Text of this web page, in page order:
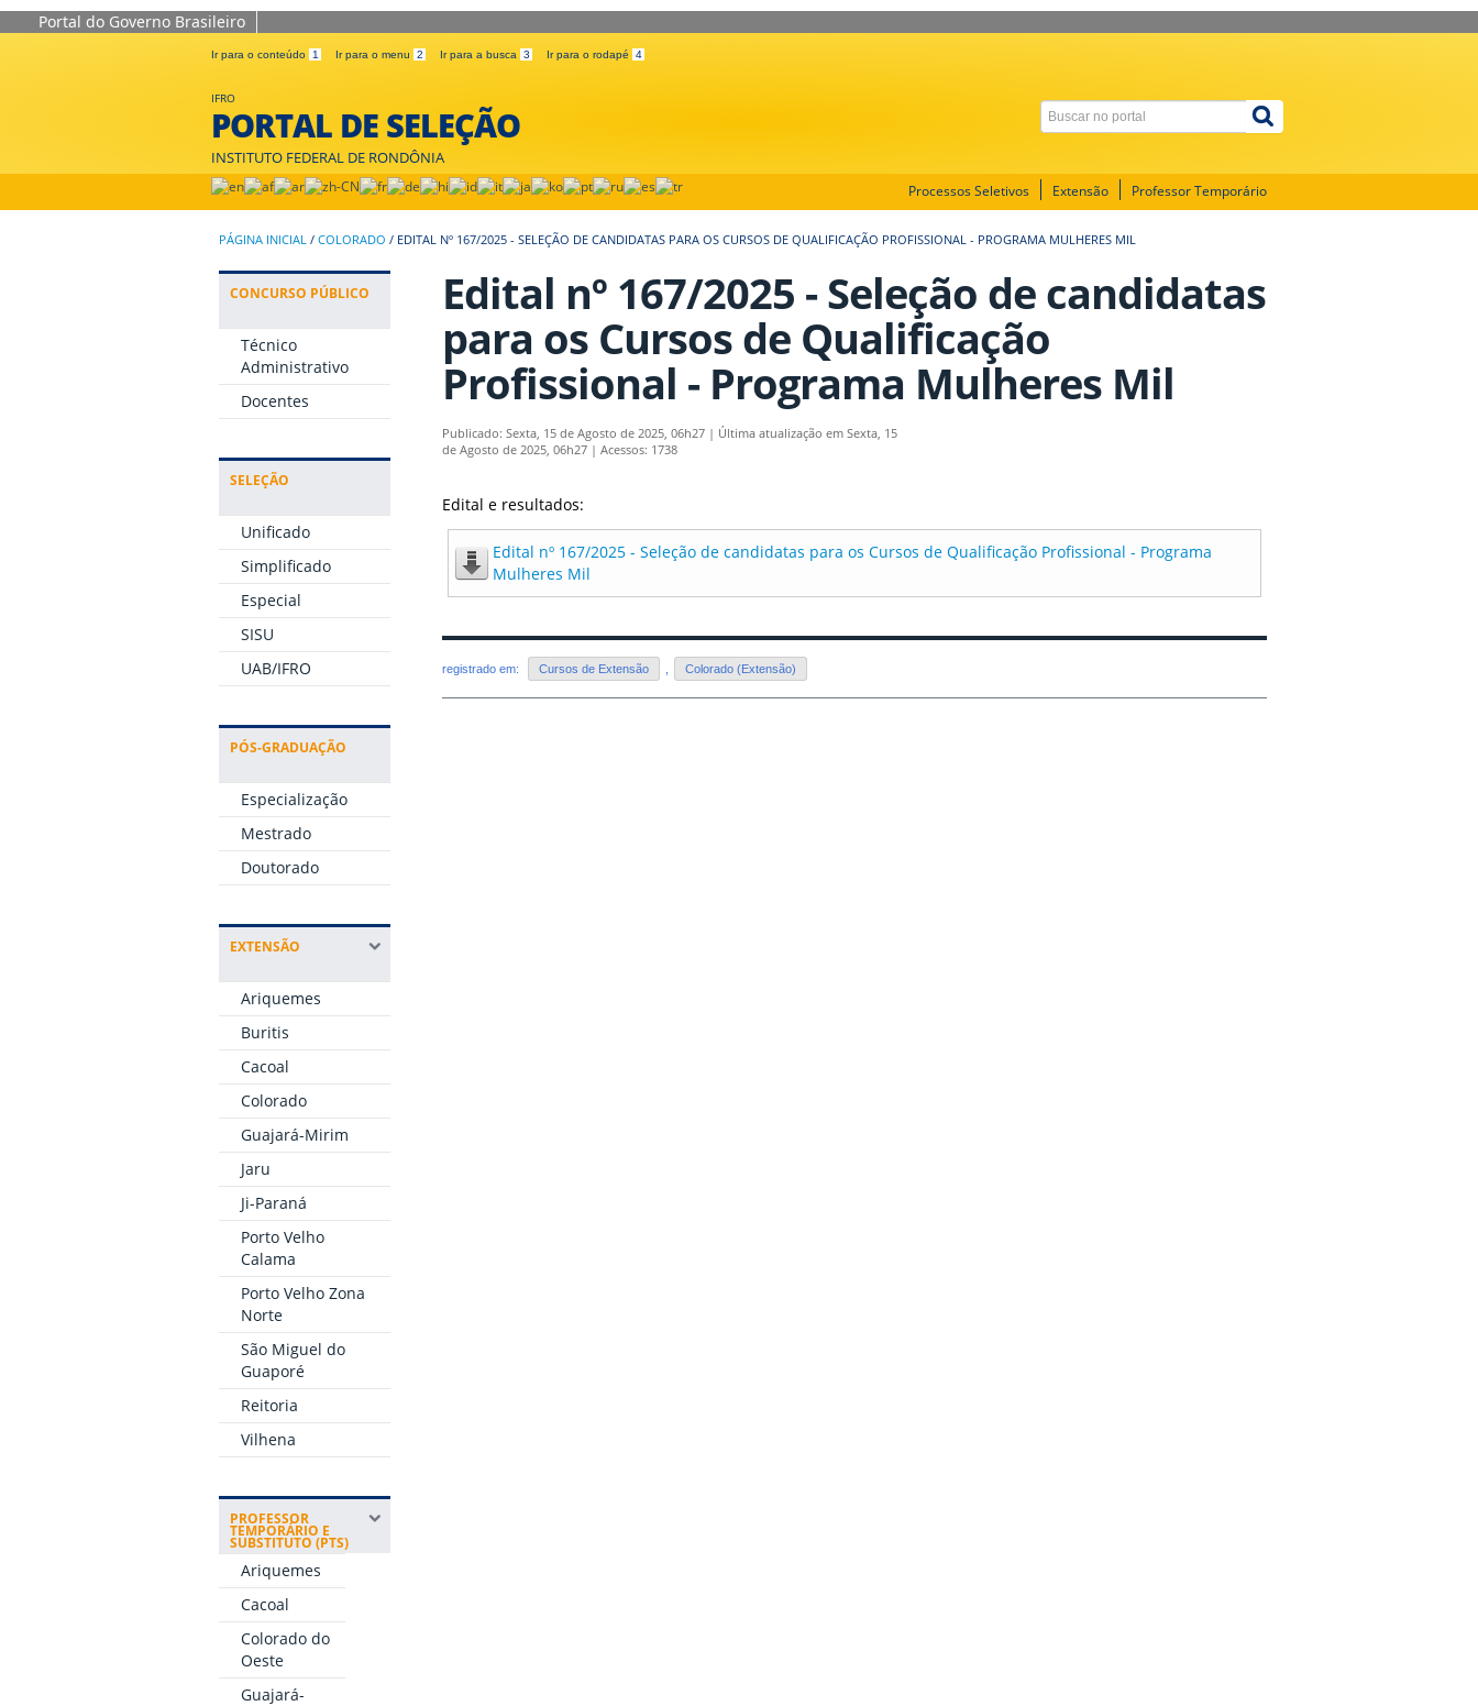
Portal do Governo Brasileiro
Ir para o conteúdo 1 Ir para o menu 2 Ir para a busca 3 Ir para o rodapé 4
IFRO
PORTAL DE SELEÇÃO
INSTITUTO FEDERAL DE RONDÔNIA
Processos Seletivos Extensão Professor Temporário
PÁGINA INICIAL / COLORADO / EDITAL Nº 167/2025 - SELEÇÃO DE CANDIDATAS PARA OS CURSOS DE QUALIFICAÇÃO PROFISSIONAL - PROGRAMA MULHERES MIL
CONCURSO PÚBLICO
Técnico
Administrativo
Docentes
SELEÇÃO
Unificado
Simplificado
Especial
SISU
UAB/IFRO
PÓS-GRADUAÇÃO
Especialização
Mestrado
Doutorado
EXTENSÃO
Ariquemes
Buritis
Cacoal
Colorado
Guajará-Mirim
Jaru
Ji-Paraná
Porto Velho
Calama
Porto Velho Zona
Norte
São Miguel do
Guaporé
Reitoria
Vilhena
PROFESSOR
TEMPORÁRIO E
SUBSTITUTO (PTS)
Ariquemes
Cacoal
Colorado do
Oeste
Guajará-
Edital nº 167/2025 - Seleção de candidatas
para os Cursos de Qualificação
Profissional - Programa Mulheres Mil
Publicado: Sexta, 15 de Agosto de 2025, 06h27 | Última atualização em Sexta, 15
de Agosto de 2025, 06h27 | Acessos: 1738
Edital e resultados:
Edital nº 167/2025 - Seleção de candidatas para os Cursos de Qualificação Profissional - Programa
Mulheres Mil
registrado em: Cursos de Extensão Colorado (Extensão)